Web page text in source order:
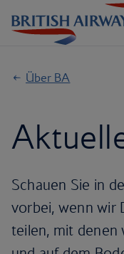
Über BA
Schauen Sie in
vorbei, wenn wir
teilen, mit denen